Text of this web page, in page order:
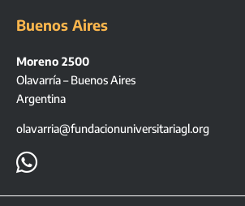
Buenos Aires
Moreno 2500
Olavarría – Buenos Aires
Argentina
olavarria@fundacionuniversitariagl.org
